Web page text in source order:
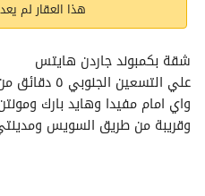
هذا العقار لم
شقة بكمبوند جاردن هايتس
وقريبة من طريق السويس